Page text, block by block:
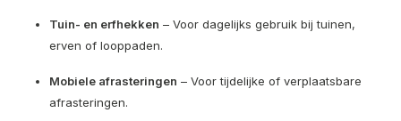
Tuin- en erfhekken – Voor dagelijks gebruik bij tuinen,
erven of looppaden.
Mobiele afrasteringen – Voor tijdelijke of verplaatsbare
afrasteringen.